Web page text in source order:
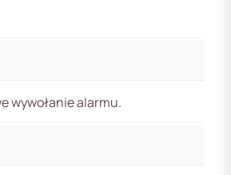
wywołanie alarmu.